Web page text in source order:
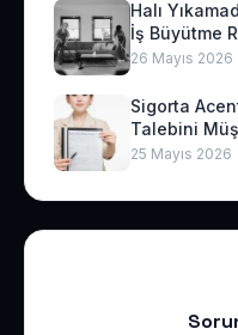
Halı
İş Büyütme
26 Mayıs 2026
Sigorta
Talebini
25 Mayıs 2026